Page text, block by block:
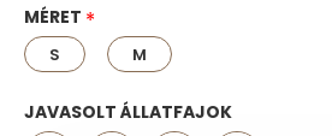
MÉRET
S M
JAVASOLT ÁLLATFAJOK